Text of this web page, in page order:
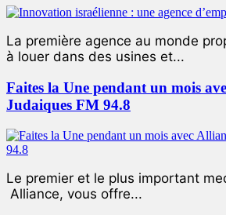
La première agence au monde
à louer dans des usines et...
Faites la Une pendant un mois
Judaiques FM 94.8
Le premier et le plus important
Alliance, vous offre...